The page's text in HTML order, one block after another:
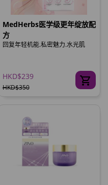
MedHerbs医学级更年绽放配
方
回复年轻机能.私密魅力.水光肌
HKD$239
HKD$350